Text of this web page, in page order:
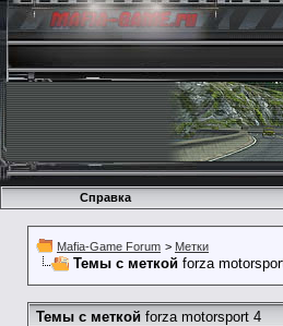
Справка
Mafia-Game Forum > Метки
Темы с меткой forza
Темы с меткой forza motorsport 4